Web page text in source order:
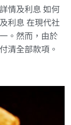
情及利息 如何
利息 在現代社
。然而，由於
清全部款項。